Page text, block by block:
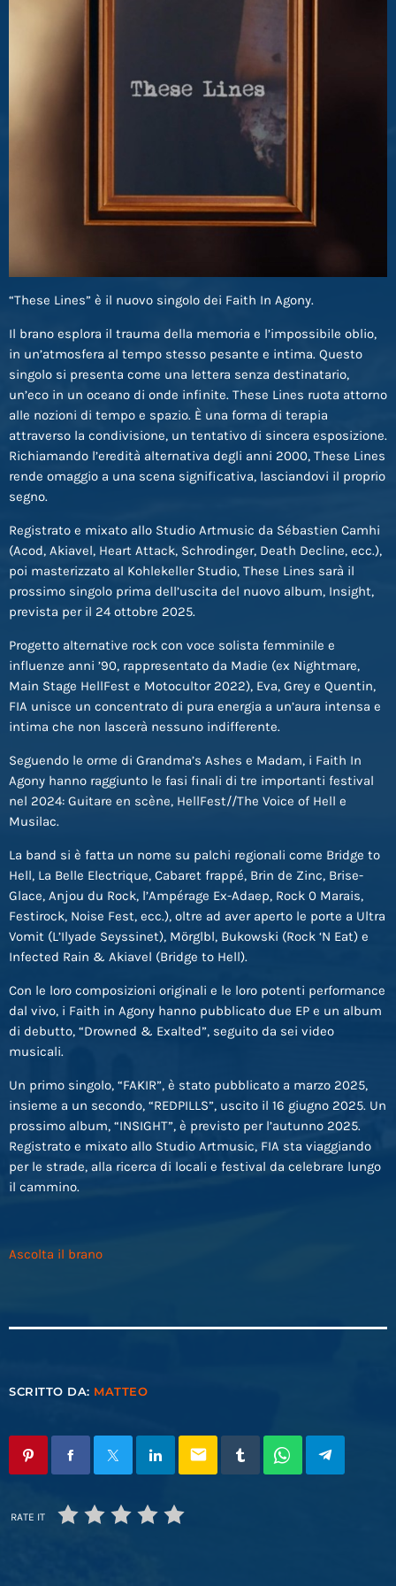
“These Lines” è il nuovo singolo dei Faith In Agony.
Il brano esplora il trauma della memoria e l’impossibile oblio,
in un’atmosfera al tempo stesso pesante e intima. Questo
singolo si presenta come una lettera senza destinatario,
un’eco in un oceano di onde infinite. These Lines ruota attorno
alle nozioni di tempo e spazio. È una forma di terapia
attraverso la condivisione, un tentativo di sincera esposizione.
Richiamando l’eredità alternativa degli anni 2000, These Lines
rende omaggio a una scena significativa, lasciandovi il proprio
segno.
Registrato e mixato allo Studio Artmusic da Sébastien Camhi
(Acod, Akiavel, Heart Attack, Schrodinger, Death Decline, ecc.),
poi masterizzato al Kohlekeller Studio, These Lines sarà il
prossimo singolo prima dell’uscita del nuovo album, Insight,
prevista per il 24 ottobre 2025.
Progetto alternative rock con voce solista femminile e
influenze anni ’90, rappresentato da Madie (ex Nightmare,
Main Stage HellFest e Motocultor 2022), Eva, Grey e Quentin,
FIA unisce un concentrato di pura energia a un’aura intensa e
intima che non lascerà nessuno indifferente.
Seguendo le orme di Grandma’s Ashes e Madam, i Faith In
Agony hanno raggiunto le fasi finali di tre importanti festival
nel 2024: Guitare en scène, HellFest//The Voice of Hell e
Musilac.
La band si è fatta un nome su palchi regionali come Bridge to
Hell, La Belle Electrique, Cabaret frappé, Brin de Zinc, Brise-
Glace, Anjou du Rock, l’Ampérage Ex-Adaep, Rock 0 Marais,
Festirock, Noise Fest, ecc.), oltre ad aver aperto le porte a Ultra
Vomit (L’Ilyade Seyssinet), Mörglbl, Bukowski (Rock ‘N Eat) e
Infected Rain & Akiavel (Bridge to Hell).
Con le loro composizioni originali e le loro potenti performance
dal vivo, i Faith in Agony hanno pubblicato due EP e un album
di debutto, “Drowned & Exalted”, seguito da sei video
musicali.
Un primo singolo, “FAKIR”, è stato pubblicato a marzo 2025,
insieme a un secondo, “REDPILLS”, uscito il 16 giugno 2025. Un
prossimo album, “INSIGHT”, è previsto per l’autunno 2025.
Registrato e mixato allo Studio Artmusic, FIA sta viaggiando
per le strade, alla ricerca di locali e festival da celebrare lungo
il cammino.
Ascolta il brano
SCRITTO DA: MATTEO
email
RATE IT